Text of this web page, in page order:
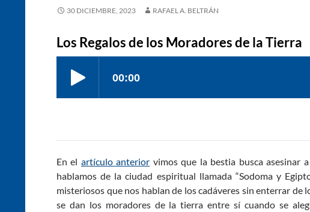
30 DICIEMBRE, 2023 RAFAEL A. BELTRÁN
Los Regalos de los Moradores de la Tierra
En el artículo anterior vimos que la bestia busca asesinar
hablamos de la ciudad espiritual llamada “Sodoma y
misteriosos que nos hablan de los cadáveres sin enterrar de
se dan los moradores de la tierra entre sí cuando se